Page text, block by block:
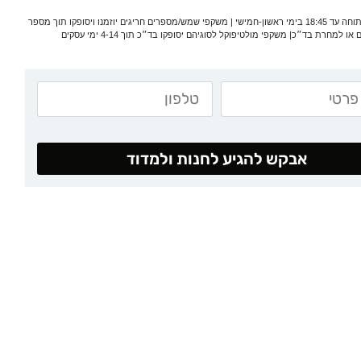
*המעבדה פתוחה עד 18:45 בימי ראשון-חמישי | משקפי שמש/מספרים חריגים יוזמנו ויסופקו תוך מספר
או למחרת בד״כ| משקפי מולטיפוקל לסוגיהם יסופקו בד״כ תוך 4-14 ימי עסקים
אבקש להגיע לחנות ולמדוד